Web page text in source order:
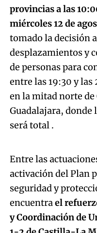
provincias a las
miércoles 12 de
tomado la decisión
desplazamientos y
de personas para
entre las 19:30 y
en la mitad norte de
Guadalajara, donde
será total .
Entre las
activación del Plan
seguridad y
encuentrael
y Coordinación de